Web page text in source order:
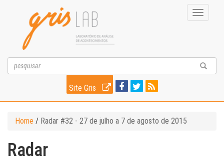
Toggle
Site Gris
Home / Radar #32 -­ 27 de julho a 7 de agosto de 2015
Radar